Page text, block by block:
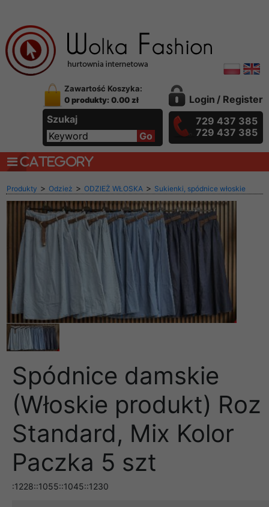
Zawartość Koszyka:
0 produkty: 0.00 zł
Szukaj
Login / Register
729 437 385
729 437 385
CATEGORY
Produkty > Odzież > ODZIEŻ WŁOSKA > Sukienki, spódnice włoskie
Spódnice damskie
(Włoskie produkt) Roz
Standard, Mix Kolor
Paczka 5 szt
:1228::1055::1045::1230